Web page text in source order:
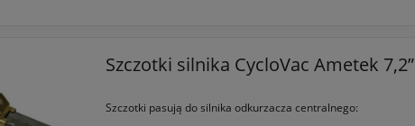
Szczotki silnika CycloVac Ametek 7,2”
Szczotki pasują do silnika odkurzacza centralnego: